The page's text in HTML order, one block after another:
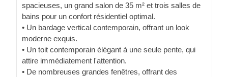
spacieuses, un grand salon de 35 m² et trois salles de
bains pour un confort résidentiel optimal.
• Un bardage vertical contemporain, offrant un look
moderne exquis.
• Un toit contemporain élégant à une seule pente, qui
attire immédiatement l'attention.
• De nombreuses grandes fenêtres, offrant des